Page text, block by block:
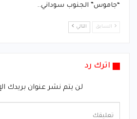
“جاموس” الجنوب سوداني..
السابق التالي
اترك رد
لن يتم نشر عنوان بريدك